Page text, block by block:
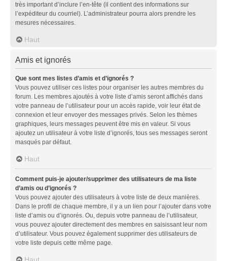
très important d’inclure l’en-tête (il contient des informations sur
l’expéditeur du courriel). L’administrateur pourra alors prendre les
mesures nécessaires.
Haut
Amis et ignorés
Que sont mes listes d’amis et d’ignorés ?
Vous pouvez utiliser ces listes pour organiser les autres membres du
forum. Les membres ajoutés à votre liste d’amis seront affichés dans
votre panneau de l’utilisateur pour un accès rapide, voir leur état de
connexion et leur envoyer des messages privés. Selon les thèmes
graphiques, leurs messages peuvent être mis en valeur. Si vous
ajoutez un utilisateur à votre liste d’ignorés, tous ses messages seront
masqués par défaut.
Haut
Comment puis-je ajouter/supprimer des utilisateurs de ma liste
d’amis ou d’ignorés ?
Vous pouvez ajouter des utilisateurs à votre liste de deux manières.
Dans le profil de chaque membre, il y a un lien pour l’ajouter dans votre
liste d’amis ou d’ignorés. Ou, depuis votre panneau de l’utilisateur,
vous pouvez ajouter directement des membres en saisissant leur nom
d’utilisateur. Vous pouvez également supprimer des utilisateurs de
votre liste depuis cette même page.